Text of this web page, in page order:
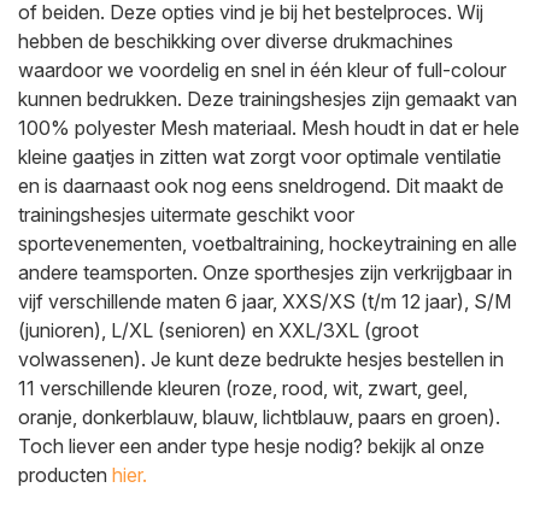
of beiden. Deze opties vind je bij het bestelproces. Wij
hebben de beschikking over diverse drukmachines
waardoor we voordelig en snel in één kleur of full-colour
kunnen bedrukken. Deze trainingshesjes zijn gemaakt van
100% polyester Mesh materiaal. Mesh houdt in dat er hele
kleine gaatjes in zitten wat zorgt voor optimale ventilatie
en is daarnaast ook nog eens sneldrogend. Dit maakt de
trainingshesjes uitermate geschikt voor
sportevenementen, voetbaltraining, hockeytraining en alle
andere teamsporten. Onze sporthesjes zijn verkrijgbaar in
vijf verschillende maten 6 jaar, XXS/XS (t/m 12 jaar), S/M
(junioren), L/XL (senioren) en XXL/3XL (groot
volwassenen). Je kunt deze bedrukte hesjes bestellen in
11 verschillende kleuren (roze, rood, wit, zwart, geel,
oranje, donkerblauw, blauw, lichtblauw, paars en groen).
Toch liever een ander type hesje nodig? bekijk al onze
producten hier.